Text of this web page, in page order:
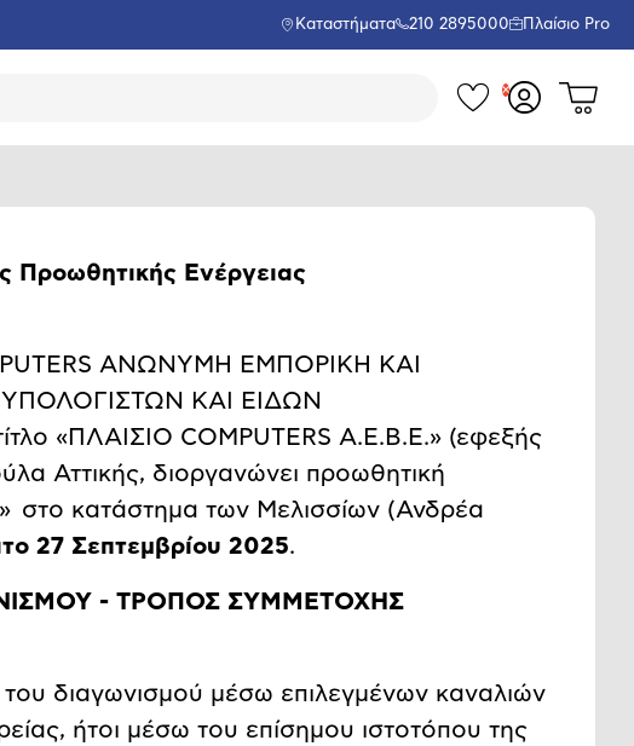
Καταστήματα 210 2895000 Πλαίσιο Pro
Τα
Δες
Προωθητικής Ενέργειας
ΑΝΩΝΥΜΗ ΕΜΠΟΡΙΚΗ ΚΑΙ
ΚΑΙ ΕΙΔΩΝ
«ΠΛΑΙΣΙΟ COMPUTERS Α.Ε.Β.Ε.» (εφεξής
Αττικής, διοργανώνει προωθητική
στο κατάστημα των Μελισσίων (Ανδρέα
27 Σεπτεμβρίου 2025.
- ΤΡΟΠΟΣ ΣΥΜΜΕΤΟΧΗΣ
διαγωνισμού μέσω επιλεγμένων καναλιών
ήτοι μέσω του επίσημου ιστοτόπου της